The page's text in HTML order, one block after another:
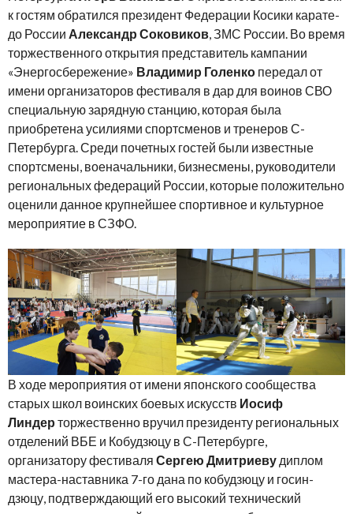
к гостям обратился президент Федерации Косики карате-
до России Александр Соковиков, ЗМС России. Во время
торжественного открытия представитель кампании
«Энергосбережение» Владимир Голенко передал от
имени организаторов фестиваля в дар для воинов СВО
специальную зарядную станцию, которая была
приобретена усилиями спортсменов и тренеров С-
Петербурга. Среди почетных гостей были известные
спортсмены, военачальники, бизнесмены, руководители
региональных федераций России, которые положительно
оценили данное крупнейшее спортивное и культурное
мероприятие в СЗФО.
В ходе мероприятия от имени японского сообщества
старых школ воинских боевых искусств Иосиф
Линдер торжественно вручил президенту региональных
отделений ВБЕ и Кобудзюцу в С-Петербурге,
организатору фестиваля Сергею Дмитриеву диплом
мастера-наставника 7-го дана по кобудзюцу и госин-
дзюцу, подтверждающий его высокий технический